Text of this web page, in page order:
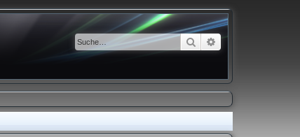
Suche Erweiterte Suche